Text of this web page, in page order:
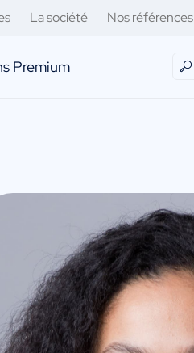
La société Nos références
Premium